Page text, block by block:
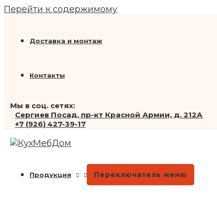
Перейти к содержимому
Доставка и монтаж
Контакты
Мы в соц. сетях:
Сергиев Посад, пр-кт Красной Армии, д. 212А
+7 (926) 427-39-17
Продукция Переключатель меню